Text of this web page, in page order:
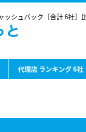
ッシュバック［合計 6社］
代理店 ランキング 6社